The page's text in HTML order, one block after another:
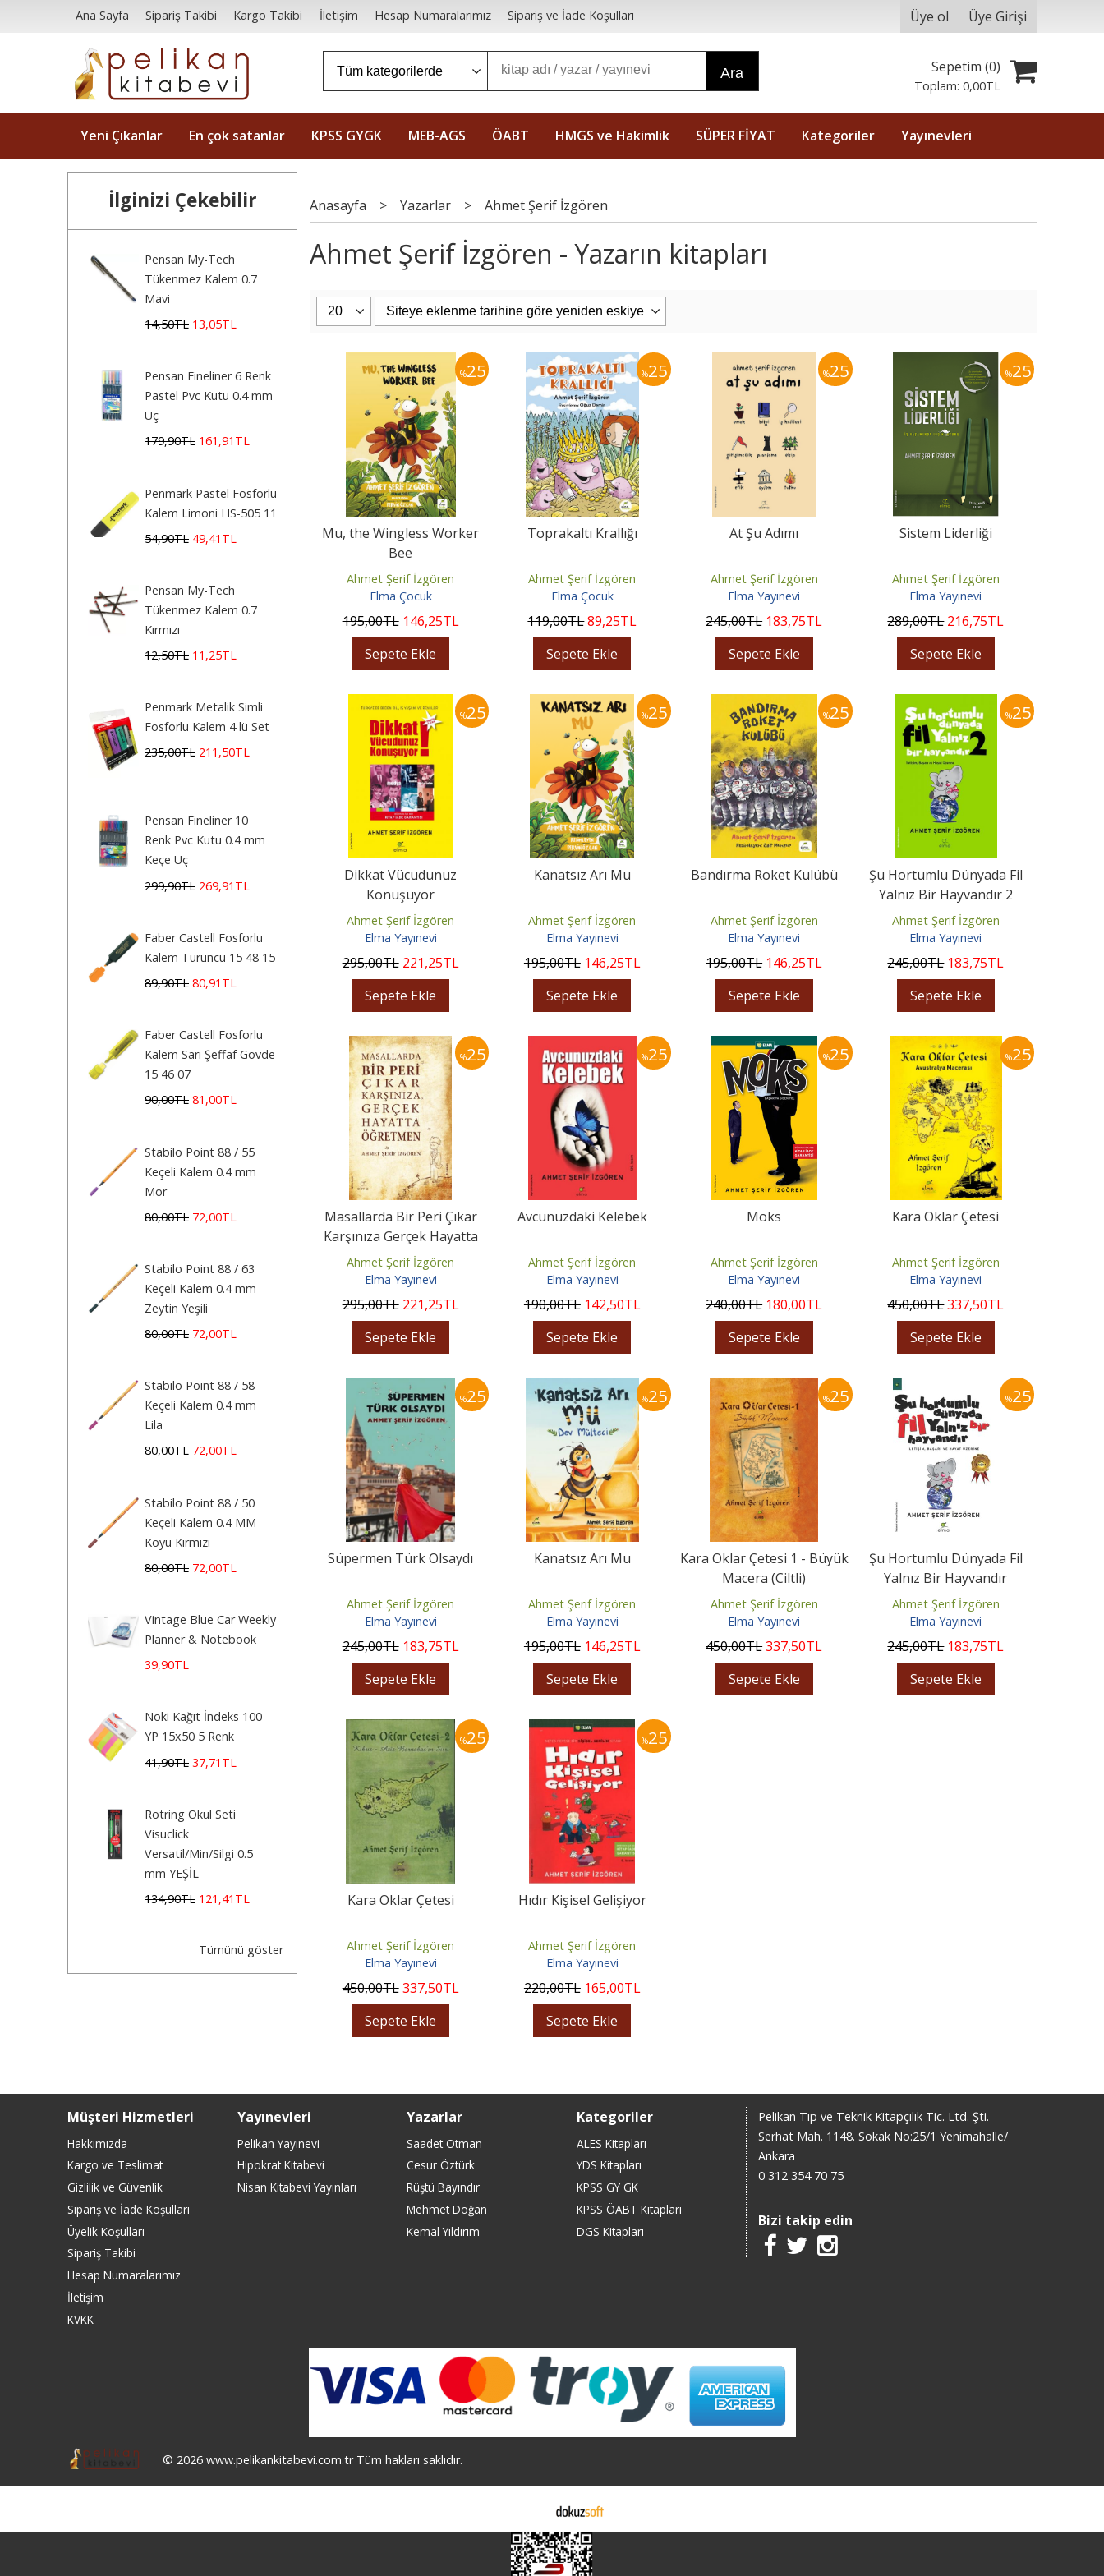
Ana Sayfa Sipariş Takibi Kargo Takibi İletişim Hesap Numaralarımız Sipariş ve İade Koşulları Üye ol Üye Girişi
Ara Sepetim (0)
Toplam:0,00TL
Yeni Çıkanlar En çok satanlar KPSS GYGK MEB-AGS ÖABT HMGS ve Hakimlik SÜPER FİYAT Kategoriler Yayınevleri
İlginizi Çekebilir
Pensan My-Tech
Tükenmez Kalem 0.7
Mavi
14,50TL 13,05TL
Pensan Fineliner 6 Renk
Pastel Pvc Kutu 0.4 mm
Uç
179,90TL 161 ,91 TL
Penmark Pastel Fosforlu
Kalem Limoni HS-505 11
54,90TL 49,41 TL
Pensan My-Tech
Tükenmez Kalem 0.7
Kırmızı
12,50TL 11 ,25TL
Penmark Metalik Simli
Fosforlu Kalem 4 lü Set
235,00TL 211 ,50TL
Pensan Fineliner 10
Renk Pvc Kutu 0.4 mm
Keçe Uç
299,90TL 269,91 TL
Faber Castell Fosforlu
Kalem Turuncu 15 48 15
89,90TL 80,91 TL
Faber Castell Fosforlu
Kalem Sarı Şeffaf Gövde
15 46 07
90,00TL 81 ,00TL
Stabilo Point 88 / 55
Keçeli Kalem 0.4 mm
Mor
80,00TL 72,00TL
Stabilo Point 88 / 63
Keçeli Kalem 0.4 mm
Zeytin Yeşili
80,00TL 72,00TL
Stabilo Point 88 / 58
Keçeli Kalem 0.4 mm
Lila
80,00TL 72,00TL
Stabilo Point 88 / 50
Keçeli Kalem 0.4 MM
Koyu Kırmızı
80,00TL 72,00TL
Vintage Blue Car Weekly
Planner & Notebook
39,90TL
Noki Kağıt İndeks 100
YP 15x50 5 Renk
41,90TL 37,71 TL
Rotring Okul Seti
Visuclick
Versatil/Min/Silgi 0.5
mm YEŞİL
134,90TL 121 ,41 TL
Tümünü göster
Anasayfa > Yazarlar > Ahmet Şerif İzgören
Ahmet Şerif İzgören - Yazarın kitapları
%25
Mu, the Wingless Worker
Bee
Ahmet Şerif İzgören
Elma Çocuk
195,00TL 146,25TL
Sepete Ekle
%25
Toprakaltı Krallığı
Ahmet Şerif İzgören
Elma Çocuk
119,00TL89,25TL
Sepete Ekle
%25
At Şu Adımı
Ahmet Şerif İzgören
Elma Yayınevi
245,00TL 183,75TL
Sepete Ekle
%25
Sistem Liderliği
Ahmet Şerif İzgören
Elma Yayınevi
289,00TL 216,75TL
Sepete Ekle
%25
Dikkat Vücudunuz
Konuşuyor
Ahmet Şerif İzgören
Elma Yayınevi
295,00TL 221,25TL
Sepete Ekle
%25
Kanatsız Arı Mu
Ahmet Şerif İzgören
Elma Yayınevi
195,00TL 146,25TL
Sepete Ekle
%25
Bandırma Roket Kulübü
Ahmet Şerif İzgören
Elma Yayınevi
195,00TL 146,25TL
Sepete Ekle
%25
Şu Hortumlu Dünyada Fil
Yalnız Bir Hayvandır 2
(Yeşil Kapak)
Ahmet Şerif İzgören
Elma Yayınevi
245,00TL 183,75TL
Sepete Ekle
%25
Masallarda Bir Peri Çıkar
Karşınıza Gerçek Hayatta
Öğretmen
Ahmet Şerif İzgören
Elma Yayınevi
295,00TL 221,25TL
Sepete Ekle
%25
Avcunuzdaki Kelebek
Ahmet Şerif İzgören
Elma Yayınevi
190,00TL 142,50TL
Sepete Ekle
%25
Moks
Ahmet Şerif İzgören
Elma Yayınevi
240,00TL 180,00TL
Sepete Ekle
%25
Kara Oklar Çetesi
Ahmet Şerif İzgören
Elma Yayınevi
450,00TL337,50TL
Sepete Ekle
%25
Süpermen Türk Olsaydı
Ahmet Şerif İzgören
Elma Yayınevi
245,00TL 183,75TL
Sepete Ekle
%25
Kanatsız Arı Mu
Ahmet Şerif İzgören
Elma Yayınevi
195,00TL 146,25TL
Sepete Ekle
%25
Kara Oklar Çetesi 1 - Büyük
Macera (Ciltli)
Ahmet Şerif İzgören
Elma Yayınevi
450,00TL337,50TL
Sepete Ekle
%25
Şu Hortumlu Dünyada Fil
Yalnız Bir Hayvandır
Ahmet Şerif İzgören
Elma Yayınevi
245,00TL 183,75TL
Sepete Ekle
%25
Kara Oklar Çetesi
Ahmet Şerif İzgören
Elma Yayınevi
450,00TL337,50TL
Sepete Ekle
%25
Hıdır Kişisel Gelişiyor
Ahmet Şerif İzgören
Elma Yayınevi
220,00TL 165,00TL
Sepete Ekle
Müşteri Hizmetleri
Hakkımızda
Kargo ve Teslimat
Gizlilik ve Güvenlik
Sipariş ve İade Koşulları
Üyelik Koşulları
Sipariş Takibi
Hesap Numaralarımız
İletişim
KVKK
Yayınevleri
Pelikan Yayınevi
Hipokrat Kitabevi
Nisan Kitabevi Yayınları
Yazarlar
Saadet Otman
Cesur Öztürk
Rüştü Bayındır
Mehmet Doğan
Kemal Yıldırım
Kategoriler
ALES Kitapları
YDS Kitapları
KPSS GY GK
KPSS ÖABT Kitapları
DGS Kitapları
Pelikan Tıp ve Teknik Kitapçılık Tic. Ltd. Şti.
Serhat Mah. 1148. Sokak No:25/1 Yenimahalle/
Ankara
0 312 354 70 75
Bizi takip edin
© 2026 www.pelikankitabevi.com.tr Tüm hakları saklıdır.